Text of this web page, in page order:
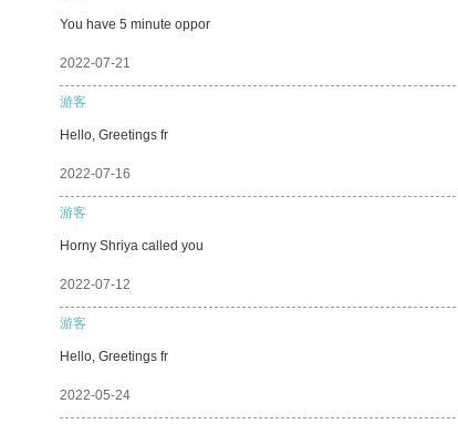
You have 5 minute oppor
2022-07-21
游客
Hello, Greetings fr
2022-07-16
游客
Horny Shriya called you
2022-07-12
游客
Hello, Greetings fr
2022-05-24